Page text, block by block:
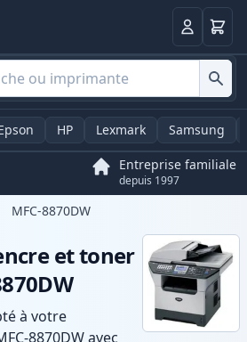
Panier
HP Lexmark Samsung
Entreprise familiale
depuis 1997
MFC-8870DW
et toner
à votre
8870DW avec